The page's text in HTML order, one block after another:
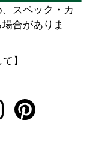
スペック・カ
合がありま
】